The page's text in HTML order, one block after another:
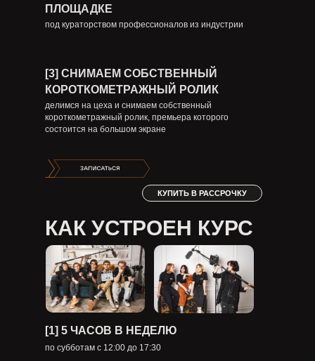
под кураторством профессионалов из индустрии
ПЛОЩАДКЕ
делимся на цеха и снимаем собственный
короткометражный ролик, премьера которого
состоится на большом экране
[3] СНИМАЕМ СОБСТВЕННЫЙ
КОРОТКОМЕТРАЖНЫЙ РОЛИК
КУПИТЬ В РАССРОЧКУ
КАК УСТРОЕН КУРС
по субботам с 12:00 до 17:30
[1] 5 ЧАСОВ В НЕДЕЛЮ